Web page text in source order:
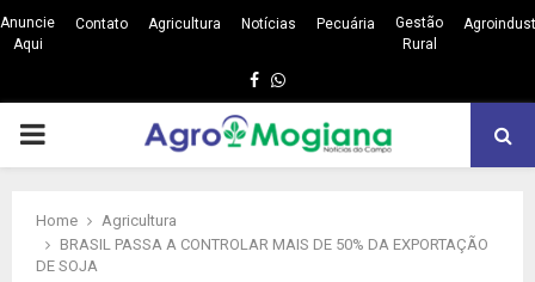
Anuncie
Aqui
Contato Agricultura Notícias Pecuária
Gestão
Rural
Facebook
Whatsapp
PRIMARY
Home
Agricultura
BRASIL PASSA A CONTROLAR MAIS DE 50% DA EXPORTAÇÃO
DE SOJA